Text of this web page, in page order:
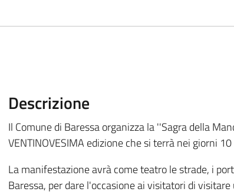
Descrizione
Il Comune di Baressa organizza la ''Sagra della
VENTINOVESIMA edizione che si terrà nei giorni
La manifestazione avrà come teatro le strade, i
Baressa, per dare l'occasione ai visitatori di